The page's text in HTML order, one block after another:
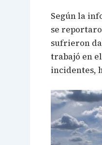
Según la
se
sufrieron
trabajó en
incidentes,